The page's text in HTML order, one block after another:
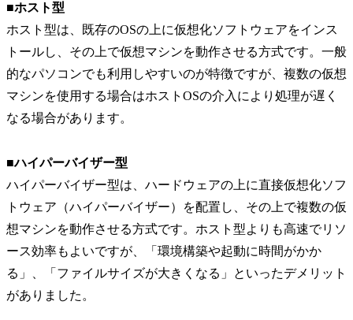
■ホスト型
ホスト型は、既存のOSの上に仮想化ソフトウェアをインス
トールし、その上で仮想マシンを動作させる方式です。一般
的なパソコンでも利用しやすいのが特徴ですが、複数の仮想
マシンを使用する場合はホストOSの介入により処理が遅く
なる場合があります。
■ハイパーバイザー型
ハイパーバイザー型は、ハードウェアの上に直接仮想化ソフ
トウェア（ハイパーバイザー）を配置し、その上で複数の仮
想マシンを動作させる方式です。ホスト型よりも高速でリソ
ース効率もよいですが、「環境構築や起動に時間がかか
る」、「ファイルサイズが大きくなる」といったデメリット
がありました。